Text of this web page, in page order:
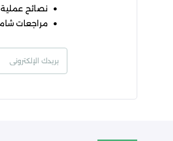
نصائح عملية
مراجعات